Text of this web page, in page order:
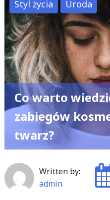
Styl życia Uroda
Co warto
zabiegów
twarz?
Written by:
admin